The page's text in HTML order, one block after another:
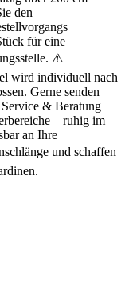
den
für eine
⚠️
wird individuell nach
Gerne senden
& Beratung
– ruhig im
an Ihre
und schaffen